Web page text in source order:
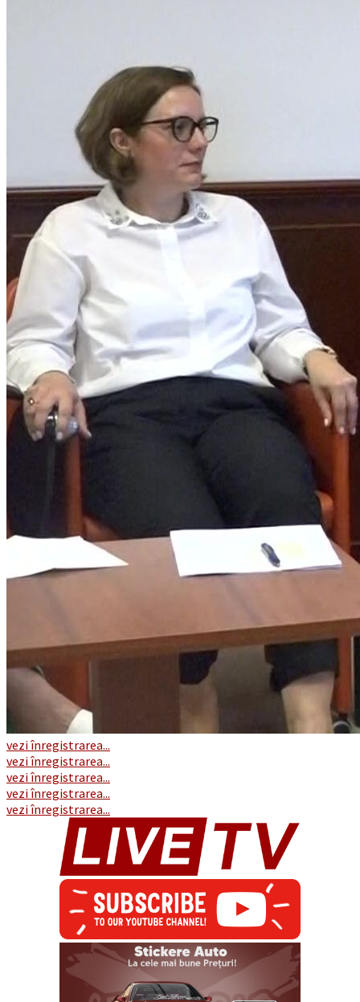
vezi înregistrarea...
vezi înregistrarea...
vezi înregistrarea...
vezi înregistrarea...
vezi înregistrarea...